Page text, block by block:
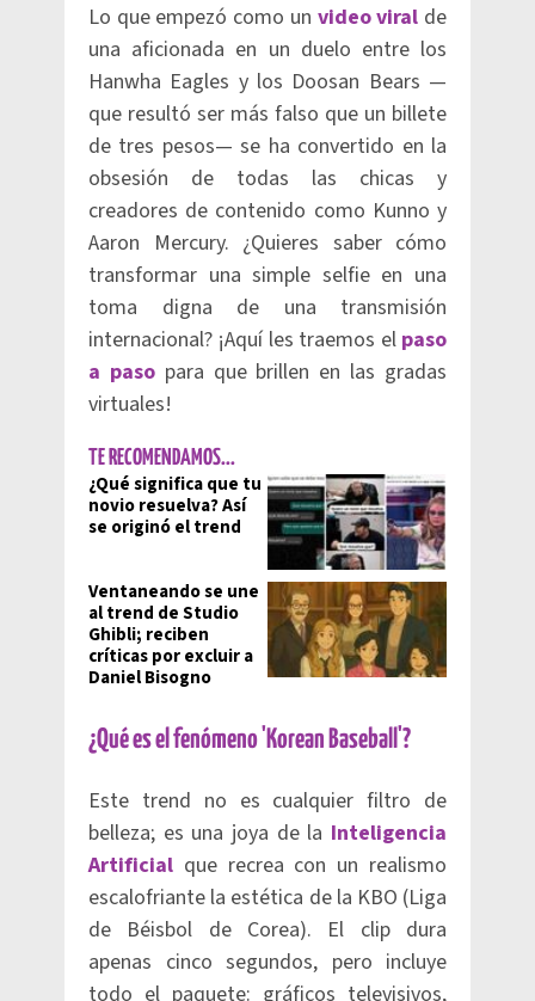
Lo que empezó como un video viral de
una aficionada en un duelo entre los
Hanwha Eagles y los Doosan Bears —
que resultó ser más falso que un billete
de tres pesos— se ha convertido en la
obsesión de todas las chicas y
creadores de contenido como Kunno y
Aaron Mercury. ¿Quieres saber cómo
transformar una simple selfie en una
toma digna de una transmisión
internacional? ¡Aquí les traemos el paso
a pasopara que brillen en las gradas
virtuales!
TE RECOMENDAMOS...
¿Qué significa que tu
novio resuelva? Así
se originó el trend
Ventaneando se une
al trend de Studio
Ghibli; reciben
críticas por excluir a
Daniel Bisogno
¿Qué es el fenómeno 'Korean Baseball'?
Este trend no es cualquier filtro de
belleza; es una joya de la Inteligencia
Artificial que recrea con un realismo
escalofriante la estética de la KBO (Liga
de Béisbol de Corea). El clip dura
apenas cinco segundos, pero incluye
todo el paquete: gráficos televisivos,